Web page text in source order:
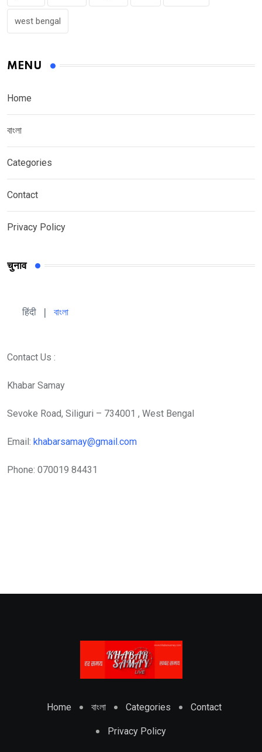
west bengal
MENU
Home
বাংলা
Categories
Contact
Privacy Policy
चुनाव
हिंदी বাংলা
Contact Us :
Khabar Samay
Sevoke Road, Siliguri – 734001 , West Bengal
Email: khabarsamay@gmail.com
Phone: 070019 84431
Home বাংলা Categories Contact
Privacy Policy